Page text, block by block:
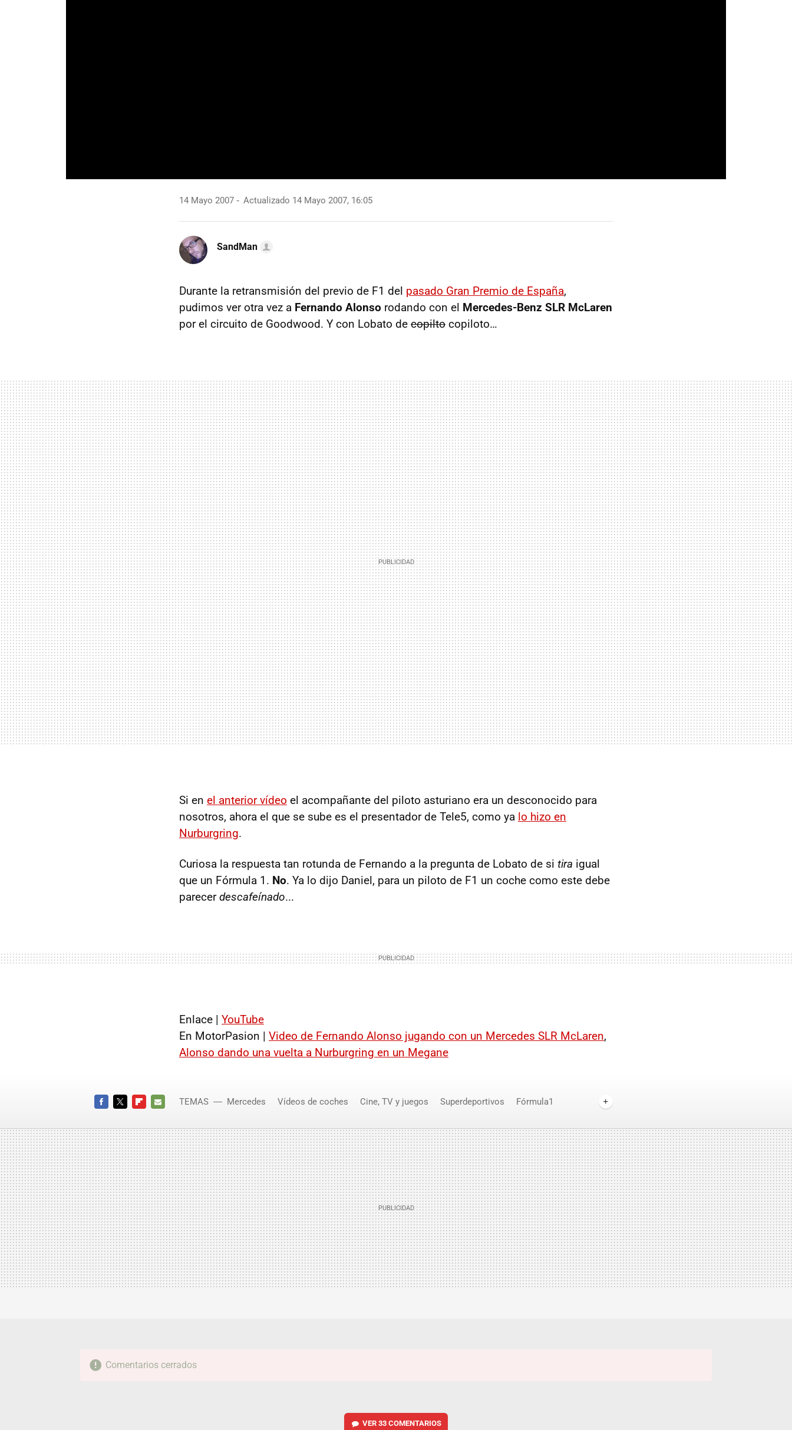
14 Mayo 2007 Actualizado 14 Mayo 2007, 16:05
SandMan
Durante la retransmisión del previo de F1 del pasado Gran Premio de España,
pudimos ver otra vez a Fernando Alonso rodando con el Mercedes-Benz SLR McLaren
por el circuito de Goodwood. Y con Lobato de copilto copiloto…
Si en el anterior vídeo el acompañante del piloto asturiano era un desconocido para
nosotros, ahora el que se sube es el presentador de Tele5, como ya lo hizo en
Nurburgring.
Curiosa la respuesta tan rotunda de Fernando a la pregunta de Lobato de si tira igual
que un Fórmula 1. No. Ya lo dijo Daniel, para un piloto de F1 un coche como este debe
parecerdescafeínado...
Enlace | YouTube
En MotorPasion | Video de Fernando Alonso jugando con un Mercedes SLR McLaren,
Alonso dando una vuelta a Nurburgring en un Megane
MAIL
TEMAS Mercedes Vídeos de coches Cine, TV y juegos Superdeportivos
Fórmula1
Comentarios cerrados
VER 33 COMENTARIOS